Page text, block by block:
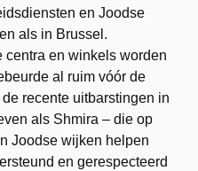
en Joodse
als in Brussel.
centra en winkels worden
al ruim vóór de
recente uitbarstingen in
als Shmira – die op
Joodse wijken helpen
en gerespecteerd